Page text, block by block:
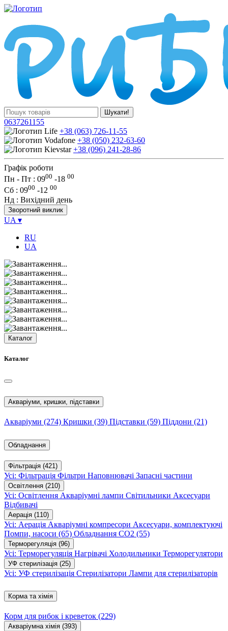
Шукати!
0637261155
+38 (063) 726-11-55
+38 (050) 232-63-60
+38 (096) 241-28-86
Графік роботи
Пн - Пт : 0900 -18 00
Сб : 0900 -12 00
Нд : Вихідний день
Зворотний виклик
UA ▾
RU
UA
Каталог
Каталог
Акваріуми, кришки, підставки
Акваріуми (274) Кришки (39) Підставки (59) Піддони (21)
Обладнання
Фільтрація (421)
Усі: Фільтрація Фільтри Наповнювачі Запасні частини
Освітлення (210)
Усі: Освітлення Акваріумні лампи Світильники Аксесуари
Відбивачі
Аерація (110)
Усі: Аерація Акваріумні компресори Аксесуари, комплектуючі
Помпи, насоси (65) Обладнання CO2 (55)
Терморегуляція (96)
Усі: Терморегуляція Нагрівачі Холодильники Терморегулятори
УФ стерилізація (25)
Усі: УФ стерилізація Стерилізатори Лампи для стерилізаторів
Корма та хімія
Корм для рибок і креветок (229)
Акваріумна хімія (393)